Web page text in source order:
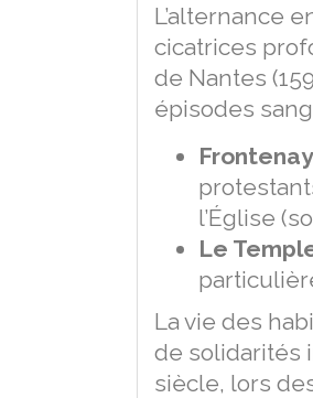
L’alternance
cicatrices
de Nantes
épisodes
l’Église
Le
La vie des
de solidarités
siècle, lors